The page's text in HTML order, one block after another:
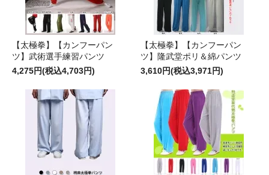
【太極拳】【カンフーパン
ツ】武術選手練習パンツ
4,275円(税込4,703円)
【太極拳】【カンフーパン
ツ】隆武堂ポリ＆綿パンツ
3,610円(税込3,971円)